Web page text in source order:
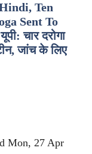
Ten
Sent To
चार दरोगा
जांच के लिए
Mon, 27 Apr